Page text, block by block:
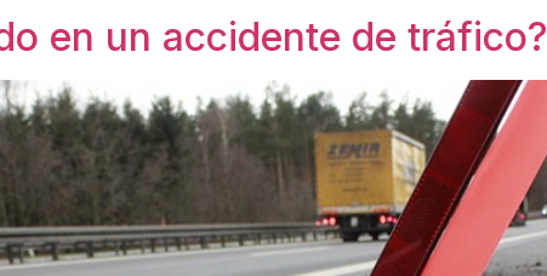
en un accidente de tráfico?